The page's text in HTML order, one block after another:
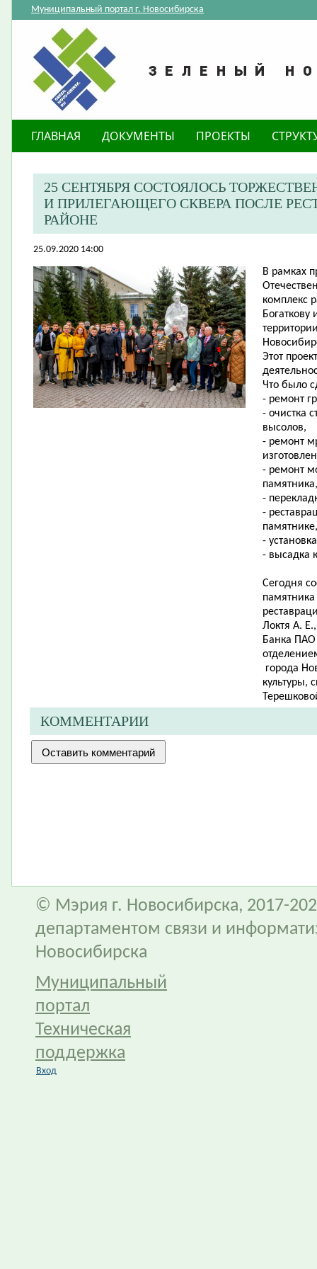
Муниципальный портал г. Новосибирска
ГЛАВНАЯ ДОКУМЕНТЫ ПРОЕКТЫ
25 СЕНТЯБРЯ СОСТОЯЛОСЬ
И ПРИЛЕГАЮЩЕГО СКВЕРА ПОСЛЕ
РАЙОНЕ
25.09.2020 14:00
В рамках
комплекс
Богаткову
Этот
Что было
- ремонт
- очистка
высолов,
- ремонт
- ремонт
памятника,
-
-
-
- высадка
Сегодня
Локтя А.
Банка
города
культуры,
КОММЕНТАРИИ
© Мэрия г. Новосибирска, 2017-
департаментом связи и
Новосибирска
Муниципальный
портал
Техническая
поддержка
Вход